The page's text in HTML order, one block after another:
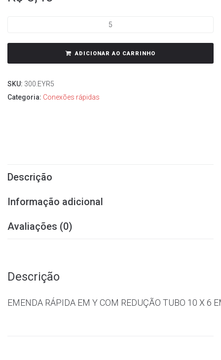
ADICIONAR AO CARRINHO
SKU: 300.EYR5
Categoria: Conexões rápidas
Descrição
Informação adicional
Avaliações (0)
Descrição
EMENDA RÁPIDA EM Y COM REDUÇÃO TUBO 10 X 6